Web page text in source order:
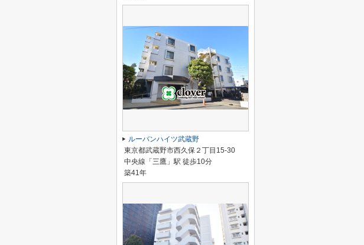
ルーバンハイツ武蔵野
東京都武蔵野市西久保２丁目15-30
中央線「三鷹」駅 徒歩10分
築41年